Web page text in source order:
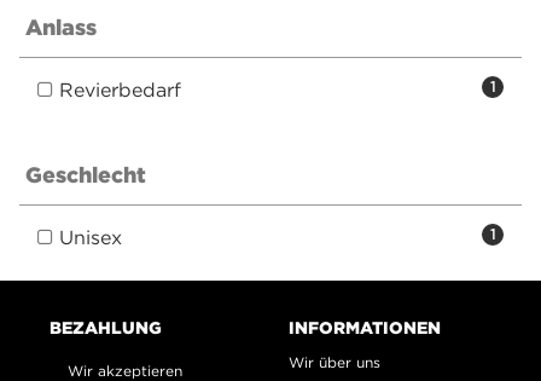
Anlass
1
Revierbedarf
Geschlecht
1
Unisex
BEZAHLUNG
Wir akzeptieren
INFORMATIONEN
Wir über uns